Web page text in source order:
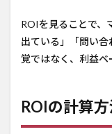
ROIを見ることで、
出ている」「問い
覚ではなく、利益ベ
ROIの計算